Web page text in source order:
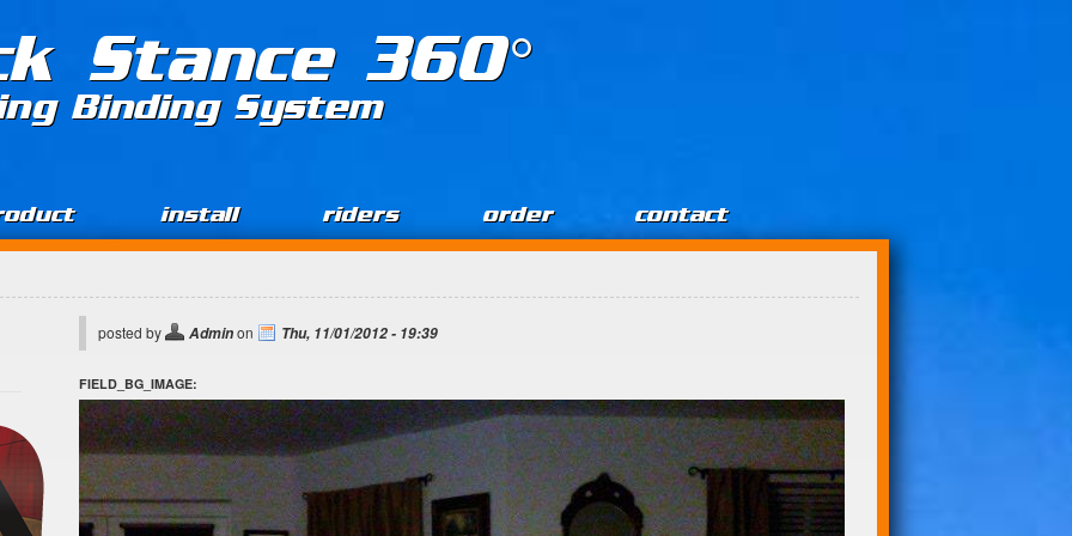
Stance 360°
Binding System
install riders order contact
posted by Adminon Thu, 11/01/2012 - 19:39
FIELD_BG_IMAGE: